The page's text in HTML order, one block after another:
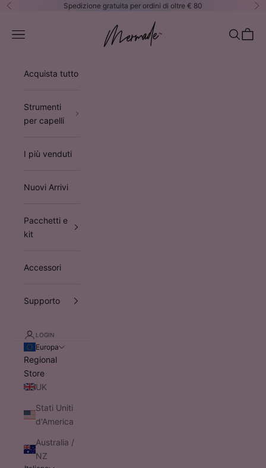
Vai al contenuto
Precedente Spedizione gratuita per ordini di oltre € 80
Mermade Hair™ EUROPE
Apri il menu di navigazione Mostra il
Acquista tutto
Strumenti
per capelli
I più venduti
Nuovi Arrivi
Pacchetti e
kit
Accessori
Supporto
LOGIN
Europa
Regional
Store
UK
Stati Uniti
d'America
Australia /
NZ